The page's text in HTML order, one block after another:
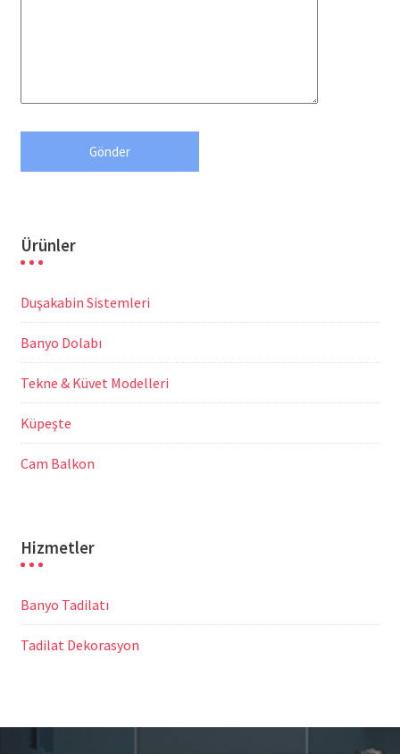
Ürünler
Duşakabin Sistemleri
Banyo Dolabı
Tekne & Küvet Modelleri
Küpeşte
Cam Balkon
Hizmetler
Banyo Tadilatı
Tadilat Dekorasyon